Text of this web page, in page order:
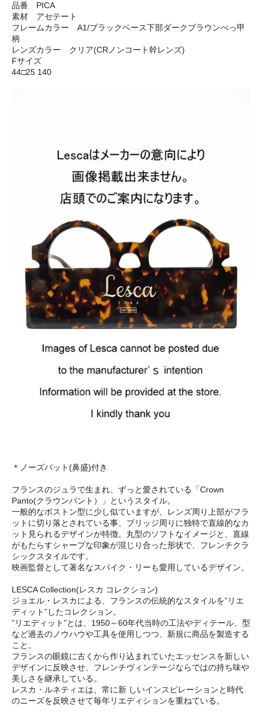
品番 PICA
素材 アセテート
フレームカラー A1/ブラックベース下部ダークブラウンべっ甲
柄
レンズカラー クリア(CRノンコート幹レンズ)
Fサイズ
44□25 140
＊ノーズパット(鼻盛)付き
フランスのジュラで生まれ、ずっと愛されている「Crown
Panto(クラウンパント）」というスタイル。
一般的なボストン型に少し似ていますが、レンズ周り上部がフラ
ットに切り落とされている事、ブリッジ周りに独特で直線的なカ
ット見られるデザインが特徴。丸型のソフトなイメージと、直線
がもたらすシャープな印象が混じり合った形状で、フレンチクラ
シックスタイルです。
映画監督として著名なスパイク・リーも愛用しているデザイン。
LESCA Collection(レスカ コレクション)
ジョエル・レスカによる、フランスの伝統的なスタイルを”リエ
ディット”したコレクション。
”リエディット”とは、1950～60年代当時の工法やディテール、型
など過去のノウハウや工具を使用しつつ、新規に商品を製造する
こと。
フランスの眼鏡に古くから作り込まれていたエッセンスを新しい
デザインに反映させ、フレンチヴィンテージならではの持ち味や
美しさを継承している。
レスカ・ルネティエは、常に新 しいインスピレーションと時代
のニーズを反映させて毎年リエディションを重ねている。